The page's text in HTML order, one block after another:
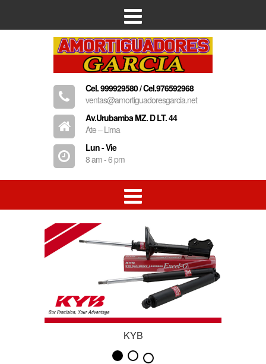
Inicio
Empresa
Productos
Contacto
Cel. 999929580 / Cel.976592968
ventas@amortiguadoresgarcia.net
Av.Urubamba MZ. D LT. 44
Ate – Lima
Lun - Vie
8 am - 6 pm
Amortiguadores
Resorte
Bocina de Trapecios
Estabilizador
KYB